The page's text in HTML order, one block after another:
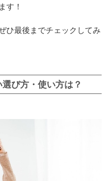
す！
ひ最後までチェックしてみ
び方・使い方は？